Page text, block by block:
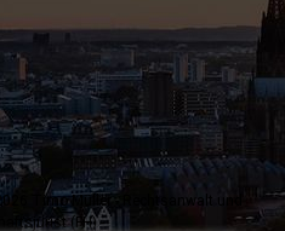
Timo Müller - Rechtsanwalt und
(FH) -